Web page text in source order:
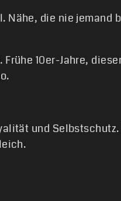
die nie jemand
Frühe 10er-Jahre,
und